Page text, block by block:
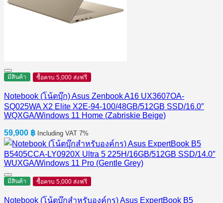
มีสินค้า ซื้อครบ 5,000 ส่งฟรี
Notebook (โน้ตบุ๊ก) Asus Zenbook A16 UX3607OA-
SQ025WA X2 Elite X2E-94-100/48GB/512GB SSD/16.0″
WQXGA/Windows 11 Home (Zabriskie Beige)
59,900 ฿ Including VAT 7%
มีสินค้า ซื้อครบ 5,000 ส่งฟรี
Notebook (โน้ตบุ๊กสำหรับองค์กร) Asus ExpertBook B5